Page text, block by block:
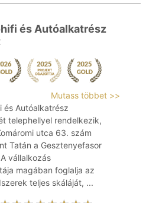
és Autóalkatrész
Mutass többet >>
és Autóalkatrész
telephellyel rendelkezik,
utca 63. szám
Tatán a Gesztenyefasor
vállalkozás
magában foglalja az
teljes skáláját, ...